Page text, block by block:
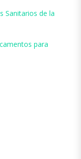
Sanitarios de la
para